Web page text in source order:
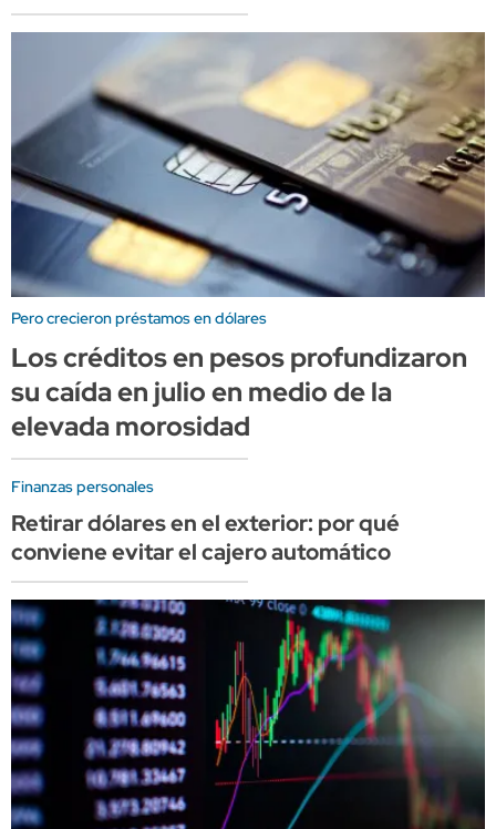
Pero crecieron préstamos en dólares
Los créditos en pesos profundizaron
su caída en julio en medio de la
elevada morosidad
Finanzas personales
Retirar dólares en el exterior: por qué
conviene evitar el cajero automático